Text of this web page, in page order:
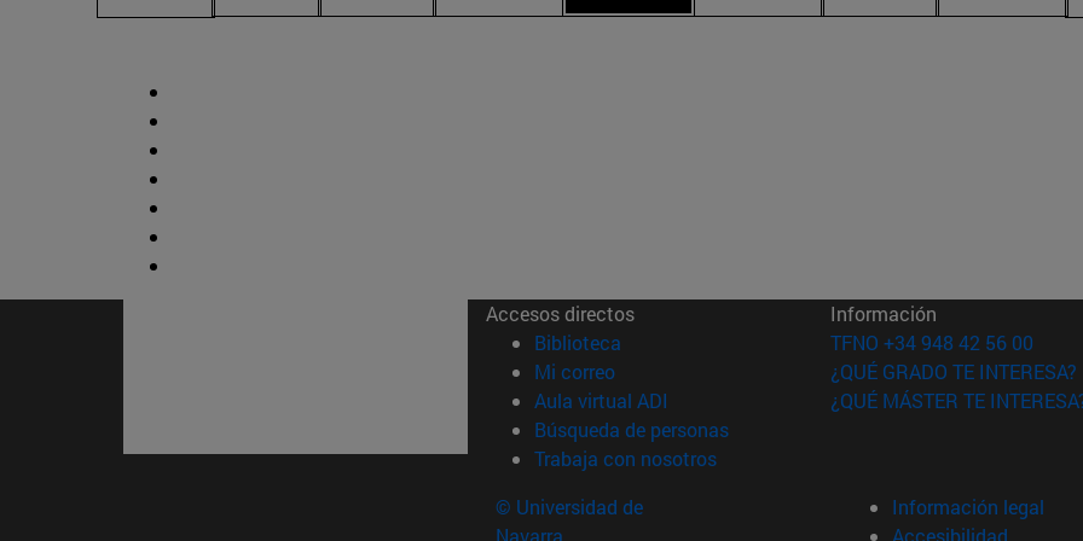
Accesos directos
Biblioteca (abre en nueva ventana)
Mi correo(abre en nueva ventana)
Aula virtual ADI (abre en nueva ventana)
Búsqueda de personas(abre en nueva ventana)
Trabaja con nosotros(abre en nueva ventana)
Información
TFNO +34 948 42 56 00
¿QUÉ GRADO TE INTERESA?
¿QUÉ MÁSTER TE
© Universidad de
Navarra
Información legal
Accesibilidad